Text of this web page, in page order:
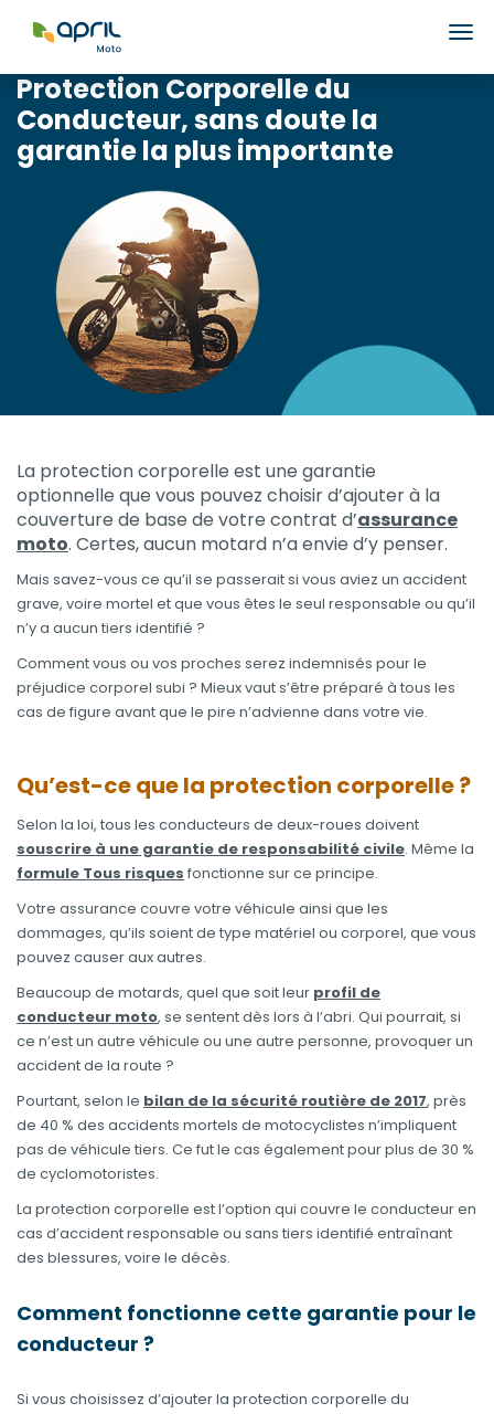
Protection Corporelle du
Conducteur, sans doute la
garantie la plus importante
La protection corporelle est une garantie
optionnelle que vous pouvez choisir d’ajouter à la
couverture de base de votre contrat d’assurance
moto. Certes, aucun motard n’a envie d’y penser.
Mais savez-vous ce qu’il se passerait si vous aviez un accident
grave, voire mortel et que vous êtes le seul responsable ou qu’il
n’y a aucun tiers identifié ?
Comment vous ou vos proches serez indemnisés pour le
préjudice corporel subi ? Mieux vaut s’être préparé à tous les
cas de figure avant que le pire n’advienne dans votre vie.
Qu’est-ce que la protection corporelle ?
Selon la loi, tous les conducteurs de deux-roues doivent
souscrire à une garantie de responsabilité civile. Même la
formule Tous risques fonctionne sur ce principe.
Votre assurance couvre votre véhicule ainsi que les
dommages, qu’ils soient de type matériel ou corporel, que vous
pouvez causer aux autres.
Beaucoup de motards, quel que soit leur profil de
conducteur moto, se sentent dès lors à l’abri. Qui pourrait, si
ce n’est un autre véhicule ou une autre personne, provoquer un
accident de la route ?
Pourtant, selon le bilan de la sécurité routière de 2017, près
de 40 % des accidents mortels de motocyclistes n’impliquent
pas de véhicule tiers. Ce fut le cas également pour plus de 30 %
de cyclomotoristes.
La protection corporelle est l’option qui couvre le conducteur en
cas d’accident responsable ou sans tiers identifié entraînant
des blessures, voire le décès.
Comment fonctionne cette garantie pour le
conducteur ?
Si vous choisissez d’ajouter la protection corporelle du